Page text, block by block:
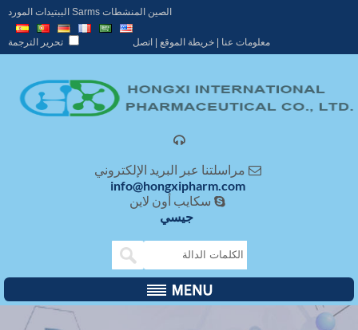
الصين المنشطات Sarms الببتيدات المورد
معلومات عنا |خريطة الموقع|اتصل تحرير الترجمة

مراسلتنا عبر البريد الإلكتروني
info@hongxipharm.com
سكايب أون لاين
جيسي